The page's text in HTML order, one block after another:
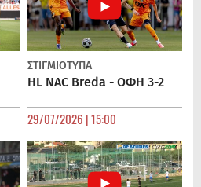
ΣΤΙΓΜΙΟΤΥΠΑ
HL NAC Breda - ΟΦΗ 3-2
29/07/2026 | 15:00